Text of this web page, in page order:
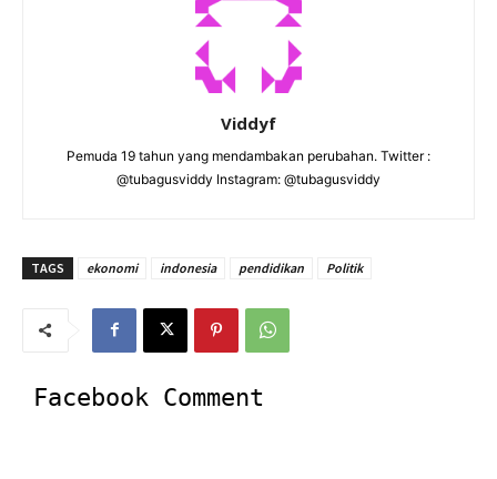
Viddyf
Pemuda 19 tahun yang mendambakan perubahan. Twitter :
@tubagusviddy Instagram: @tubagusviddy
TAGS ekonomi indonesia pendidikan Politik
Facebook Comment